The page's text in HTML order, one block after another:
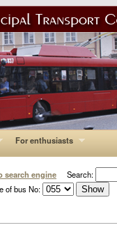
For enthusiasts
search engine Search:
of bus No: